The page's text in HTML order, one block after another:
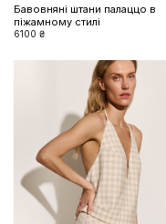
Бавовняні штани палаццо в
піжамному стилі
6100 ₴